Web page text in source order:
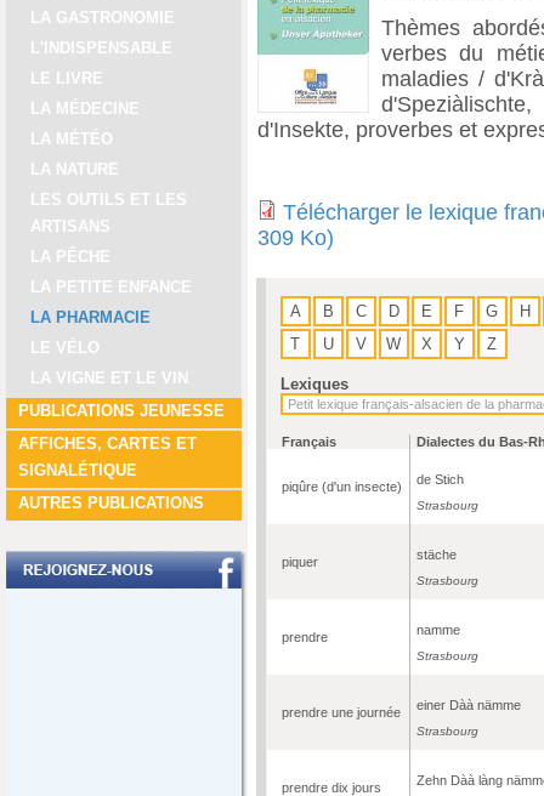
LA GASTRONOMIE
L'INDISPENSABLE
LE LIVRE
LA MÉDECINE
LA MÉTÉO
LA NATURE
LES OUTILS ET LES
ARTISANS
LA PÊCHE
LA PETITE ENFANCE
LA PHARMACIE
LE VÉLO
LA VIGNE ET LE VIN
PUBLICATIONS JEUNESSE
AFFICHES, CARTES ET
SIGNALÉTIQUE
AUTRES PUBLICATIONS
Thèmes
verbes du
maladies /
d'Insekte, proverbes et
Télécharger le lexique
309 Ko)
A B C D E F G
H
T
U V W X Y Z
Lexiques
Français Dialectes du Bas-
piqûre (d'un insecte) de Stich
Strasbourg
piquer stäche
Strasbourg
prendre namme
Strasbourg
prendre une journée einer Dàà nämme
Strasbourg
prendre dix jours Zehn Dàà làng